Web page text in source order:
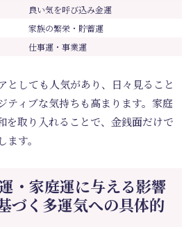
良い気を呼び込み金運
家族の繁栄・貯蓄運
仕事運・事業運
としても人気があり、日々見ること
ティブな気持ちも高まります。家庭
を取り入れることで、金銭面だけで
す。
・家庭運に与える影響
づく多運気への具体的